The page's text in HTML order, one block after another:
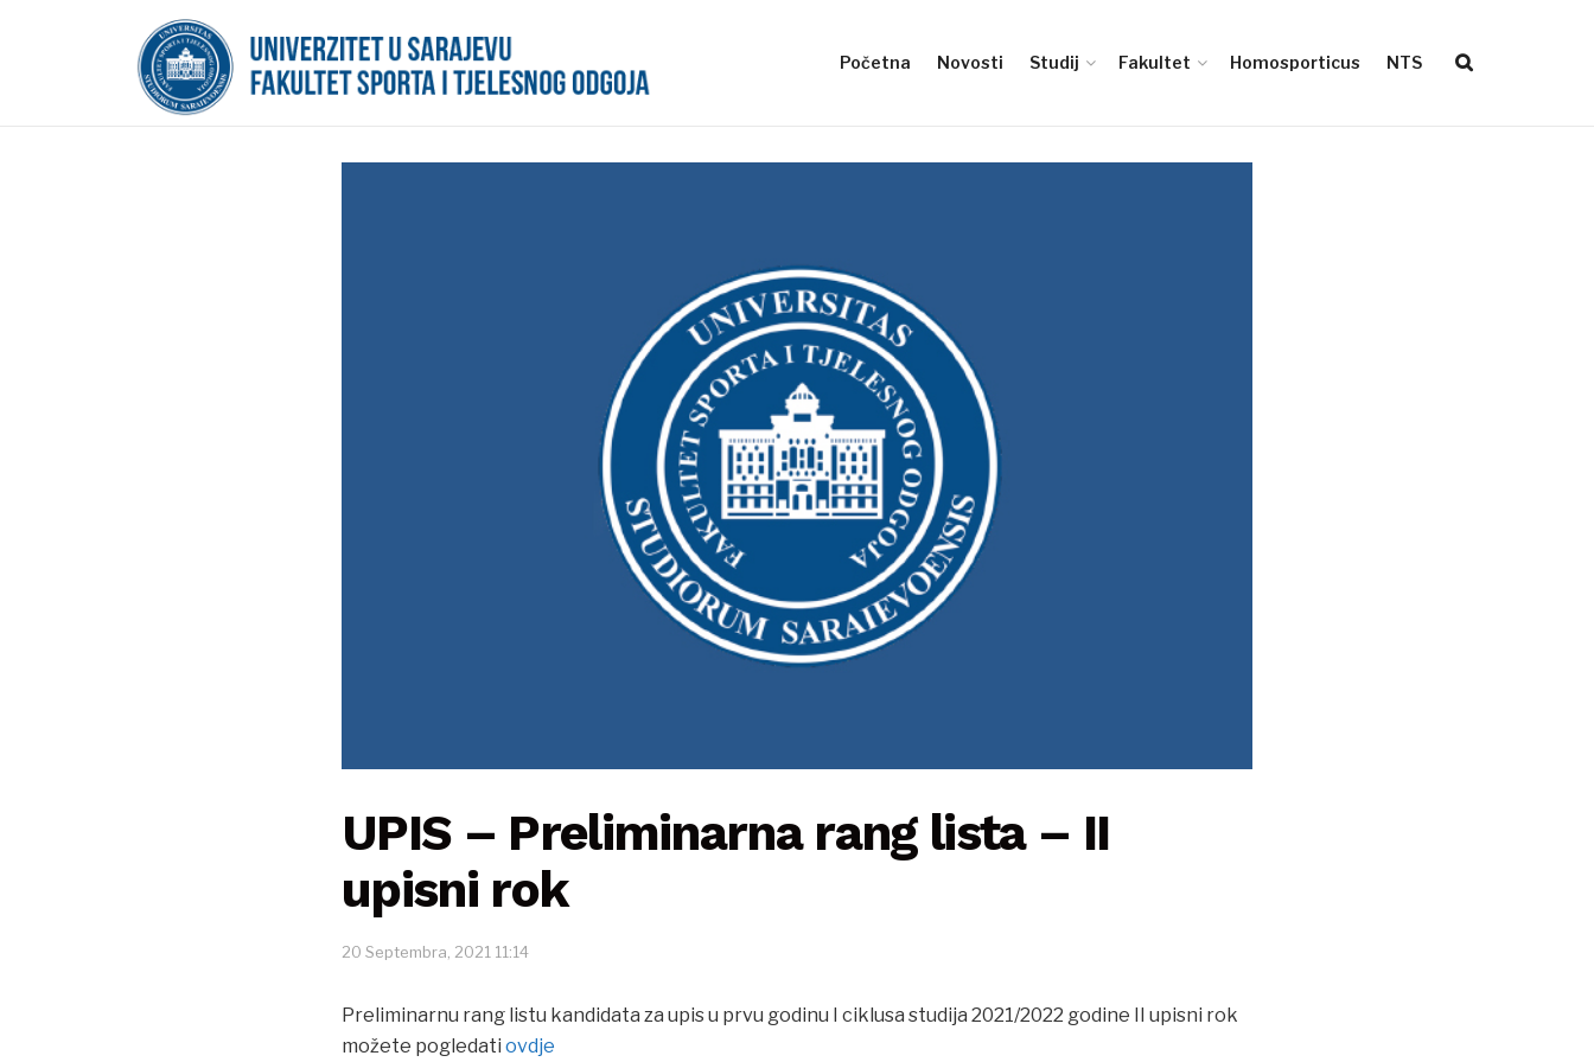
Početna Novosti Studij Fakultet Homosporticus NTS
UPIS – Preliminarna rang lista – II
upisni rok
20 Septembra, 2021 11:14
Preliminarnu rang listu kandidata za upis u prvu godinu I ciklusa studija 2021/2022 godine II upisni rok
možete pogledati ovdje